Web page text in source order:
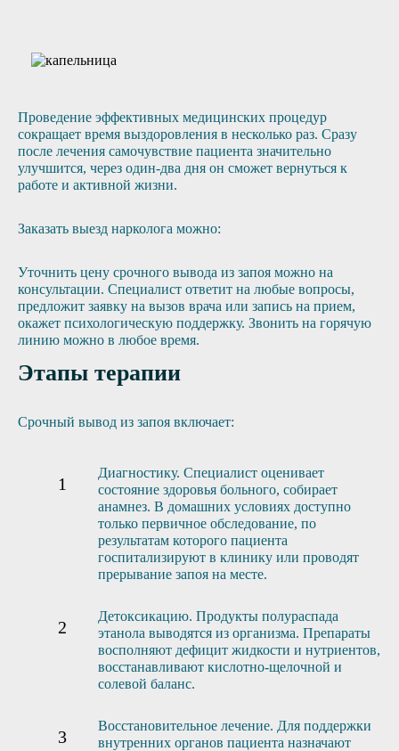
Проведение эффективных медицинских процедур
сокращает время выздоровления в несколько раз. Сразу
после лечения самочувствие пациента значительно
улучшится, через один-два дня он сможет вернуться к
работе и активной жизни.
Заказать выезд нарколога можно:
Уточнить цену срочного вывода из запоя можно на
консультации. Специалист ответит на любые вопросы,
предложит заявку на вызов врача или запись на прием,
окажет психологическую поддержку. Звонить на горячую
линию можно в любое время.
Этапы терапии
Срочный вывод из запоя включает:
Диагностику. Специалист оценивает
состояние здоровья больного, собирает
анамнез. В домашних условиях доступно
только первичное обследование, по
результатам которого пациента
госпитализируют в клинику или проводят
прерывание запоя на месте.
Детоксикацию. Продукты полураспада
этанола выводятся из организма. Препараты
восполняют дефицит жидкости и нутриентов,
восстанавливают кислотно-щелочной и
солевой баланс.
Восстановительное лечение. Для поддержки
внутренних органов пациента назначают